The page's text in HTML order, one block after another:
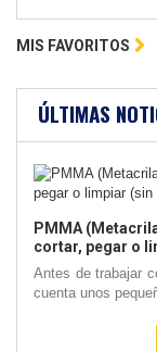
MIS FAVORITOS
ÚLTIMAS
PMMA
cortar, pegar o
Antes de trabajar
cuenta unos